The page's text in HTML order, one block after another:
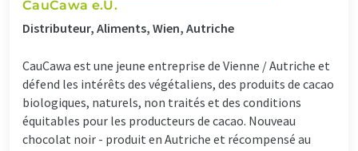
CauCawa e.U.
Distributeur, Aliments, Wien, Autriche
CauCawa est une jeune entreprise de Vienne / Autriche et
défend les intérêts des végétaliens, des produits de cacao
biologiques, naturels, non traités et des conditions
équitables pour les producteurs de cacao. Nouveau
chocolat noir - produit en Autriche et récompensé au